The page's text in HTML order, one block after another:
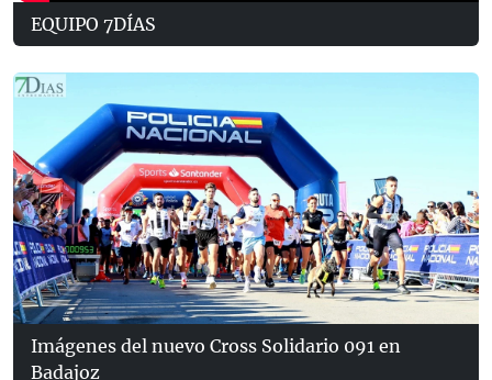
EQUIPO 7DÍAS
Imágenes del nuevo Cross Solidario 091 en
Badajoz